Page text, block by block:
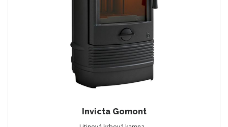
Invicta Gomont